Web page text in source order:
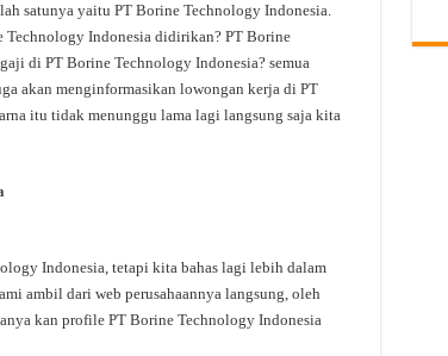
satunya yaitu PT Borine Technology Indonesia.
Technology Indonesia didirikan? PT Borine
di PT Borine Technology Indonesia? semua
akan menginformasikan lowongan kerja di PT
itu tidak menunggu lama lagi langsung saja kita
Indonesia, tetapi kita bahas lagi lebih dalam
ambil dari web perusahaannya langsung, oleh
kan profile PT Borine Technology Indonesia